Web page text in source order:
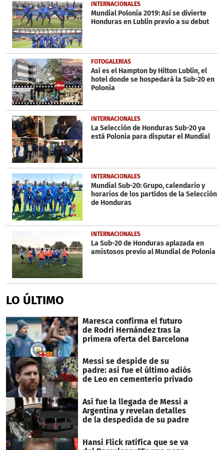
INTERNACIONALES
Mundial Polonia 2019: Así se divierte
Honduras en Lublin previo a su debut
FOTOGALERÍAS
Así es el Hampton by Hilton Lublin, el
hotel donde se hospedará la Sub-20 en
Polonia
INTERNACIONALES
La Selección de Honduras Sub-20 ya
está Polonia para disputar el Mundial
INTERNACIONALES
Mundial Sub-20: Grupo, calendario y
horarios de los partidos de la Selección
de Honduras
INTERNACIONALES
La Sub-20 de Honduras aplazada en
amistosos previo al Mundial de Polonia
LO ÚLTIMO
Maresca confirma el futuro
de Rodri Hernández tras la
primera oferta del Barcelona
Messi se despide de su
padre: así fue el último adiós
de Leo en cementerio privado
Así fue la llegada de Messi a
Argentina y revelan detalles
de la despedida de su padre
Hansi Flick ratifica que se va